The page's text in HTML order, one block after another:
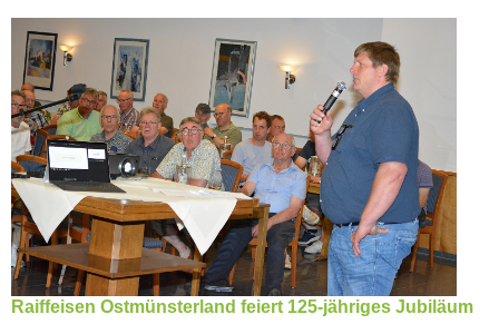
Raiffeisen Ostmünsterland feiert 125-jähriges Jubiläum